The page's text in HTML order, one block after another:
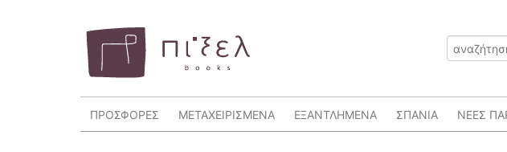
ΠΡΟΣΦΟΡΕΣ ΜΕΤΑΧΕΙΡΙΣΜΕΝΑ ΕΞΑΝΤΛΗΜΕΝΑ ΣΠΑΝΙΑ ΝΕΕΣ